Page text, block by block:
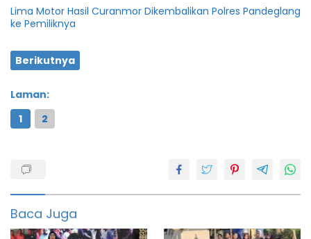
Lima Motor Hasil Curanmor Dikembalikan Polres Pandeglang
ke Pemiliknya
Berikutnya
Laman:
1
2
featured
Baca Juga